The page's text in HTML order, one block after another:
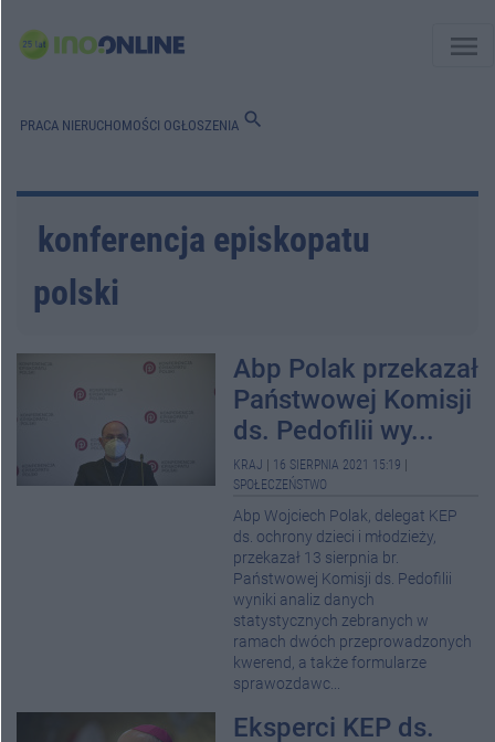
menu
PRACA NIERUCHOMOŚCI OGŁOSZENIA search
konferencja episkopatu
polski
Abp Polak przekazał
Państwowej Komisji
ds. Pedofilii wy...
KRAJ 16 SIERPNIA 2021 15:19
SPOŁECZEŃSTWO
Abp Wojciech Polak, delegat KEP
ds. ochrony dzieci i młodzieży,
przekazał 13 sierpnia br.
Państwowej Komisji ds. Pedofilii
wyniki analiz danych
statystycznych zebranych w
ramach dwóch przeprowadzonych
kwerend, a także formularze
sprawozdawc...
Eksperci KEP ds.